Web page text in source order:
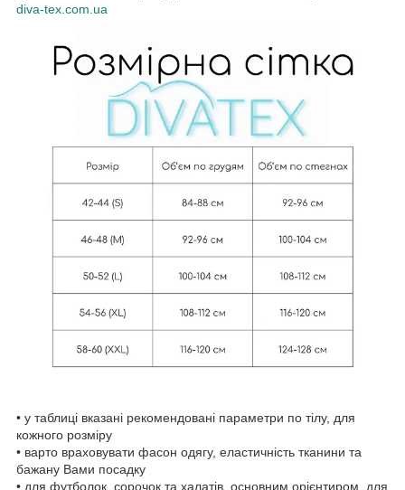
diva-tex.com.ua
• у таблиці вказані рекомендовані параметри по тілу, для
кожного розміру
• варто враховувати фасон одягу, еластичність тканини та
бажану Вами посадку
• для футболок, сорочок та халатів, основним орієнтиром, для